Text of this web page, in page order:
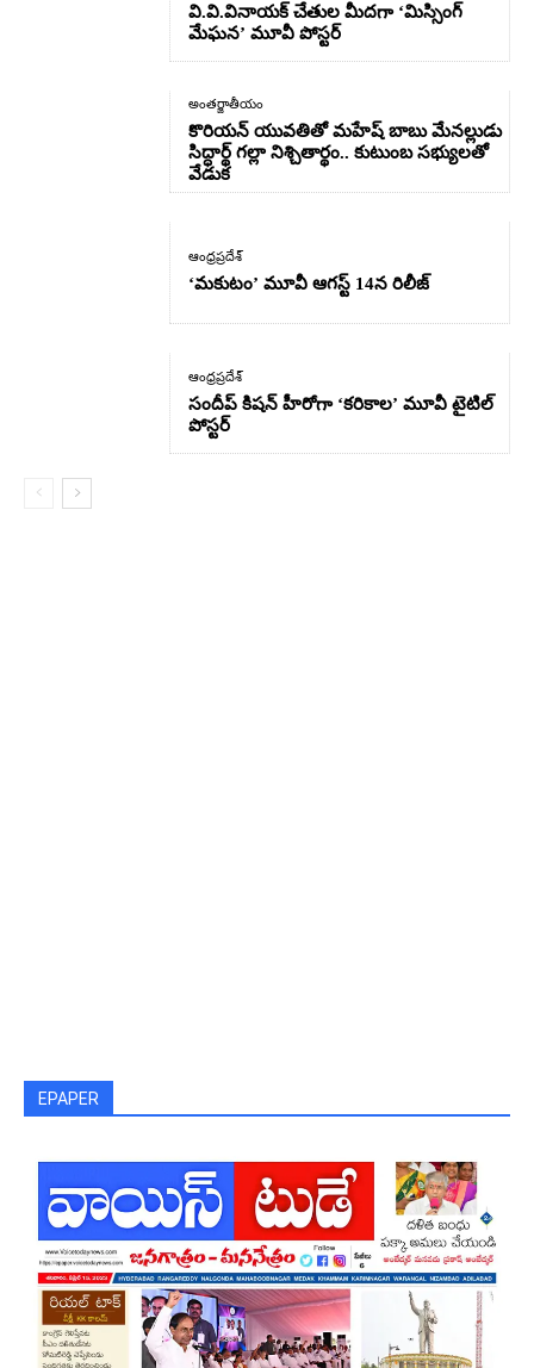
వి.వి.వినాయక్ చేతుల మీదగా ‘మిస్సింగ్
మేఘన’ మూవీ పోస్టర్
అంతర్జాతీయం
కొరియన్ యువతితో మహేష్ బాబు మేనల్లుడు
సిద్ధార్థ్ గల్లా నిశ్చితార్థం.. కుటుంబ సభ్యులతో
వేడుక
ఆంధ్రప్రదేశ్
‘మకుటం’ మూవీ ఆగస్ట్ 14న రిలీజ్
ఆంధ్రప్రదేశ్
సందీప్ కిషన్ హీరోగా ‘కరికాల’ మూవీ టైటిల్
పోస్టర్
EPAPER